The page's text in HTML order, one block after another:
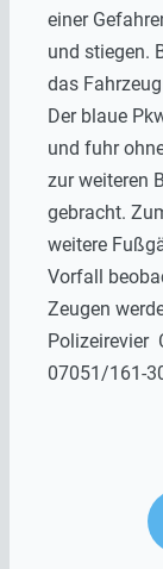
einer
und stiegen.
das
Der blaue
und fuhr
zur weiteren
gebracht.
weitere
Vorfall
Zeugen
Polizeirevier
07051/161-